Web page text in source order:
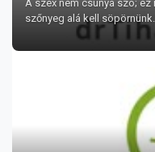
A szex nem csúnya szó; ez
szőnyeg alá kell